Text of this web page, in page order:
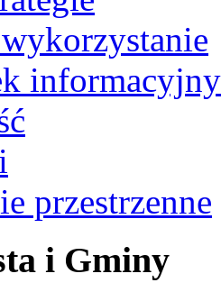
informacyjny
przestrzenne
i Gminy